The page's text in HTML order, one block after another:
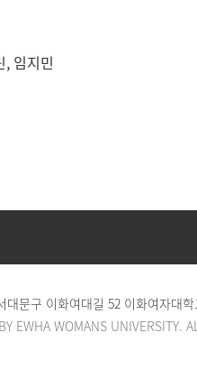
임지민
대문구 이화여대길 52 이화여자대
EWHA WOMANS UNIVERSITY.